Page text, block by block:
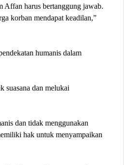
Affan harus bertanggung jawab.
korban mendapat keadilan,”
humanis dalam
suasana dan melukai
dan tidak menggunakan
hak untuk menyampaikan